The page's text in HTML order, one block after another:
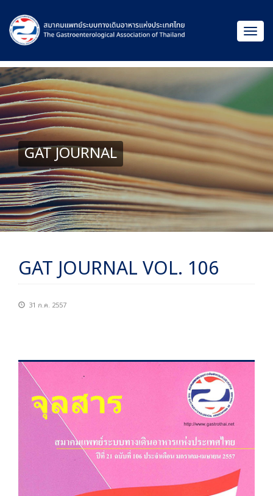
GAT JOURNAL
GAT JOURNAL VOL. 106
31 ก.ค. 2557